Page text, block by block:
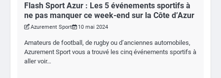
Flash Sport Azur : Les 5 événements sportifs à
ne pas manquer ce week-end sur la Côte d’Azur
Azurement Sport 10 mai 2024
Amateurs de football, de rugby ou d’anciennes automobiles,
Azurement Sport vous a trouvé les cinq événements sportifs à
aller voir…